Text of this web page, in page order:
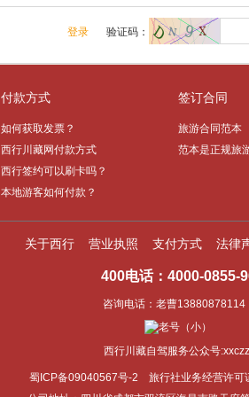
验证码：
登录
付款方式
如何获取发票？
西行川藏网付款方式
西行签约可以刷卡吗？
本地游客如何付款？
签订合同
旅游合同范本
范本是正规旅
关于西行 营业执照 支付方式 法律
400电话： 4000-0855-
咨询电话：老曹13880878114
西行川藏自驾服务公众号
蜀ICP备09040567号-2 旅行社业务经营许可